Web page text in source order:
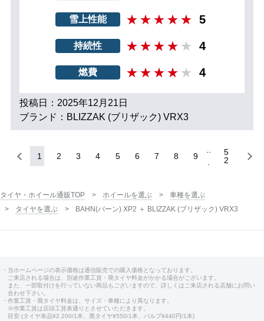
雪上性能 5
持続性 4
燃費 4
投稿日：2025年12月21日
ブランド：BLIZZAK (ブリザック) VRX3
1 2 3 4 5 6 7 8 9
5
2
タイヤ・ホイール通販TOP ホイールを選ぶ
車種を選ぶ
タイヤを選ぶ
BAHN(バーン) XP2 ＋ BLIZZAK (ブリザック) VRX3
・当ホームページの表示価格は通信販売での購入価格となっております。
ご来店される場合は、別途作業工賃・廃タイヤ料金がかかる場合がございます。
また、一部取付けを行っていない商品もございますので、詳しくはご来店される店舗にお問い
合わせ下さい。
・作業工賃・廃タイヤ料金は、サイズ・車種により異なります。
※作業工賃は店頭工賃表通りとさせていただきます。
目安:(タイヤ単品¥2,200/1本、廃タイヤ¥550/1本、バルブ¥440円/1本)